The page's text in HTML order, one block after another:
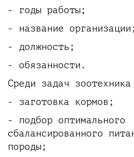
- годы работы;
- название организации;
- должность;
- обязанности.
Среди задач
- заготовка кормов;
- подбор оптимального
сбалансированного
породы;